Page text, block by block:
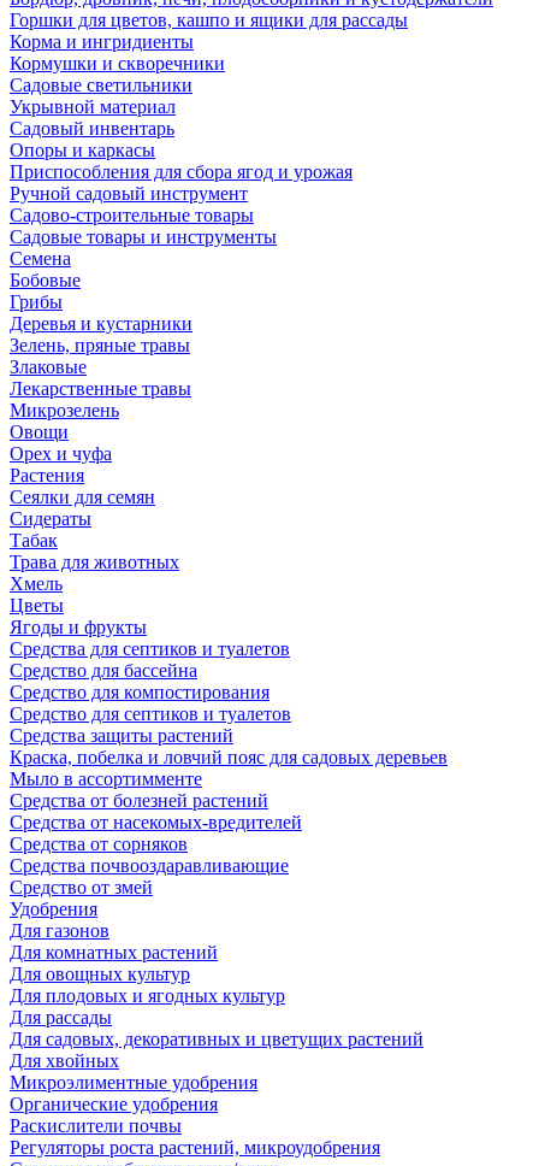
Горшки для цветов, кашпо и ящики для рассады
Корма и ингридиенты
Кормушки и скворечники
Садовые светильники
Укрывной материал
Садовый инвентарь
Опоры и каркасы
Приспособления для сбора ягод и урожая
Ручной садовый инструмент
Садово-строительные товары
Садовые товары и инструменты
Семена
Бобовые
Грибы
Деревья и кустарники
Зелень, пряные травы
Злаковые
Лекарственные травы
Микрозелень
Овощи
Орех и чуфа
Растения
Сеялки для семян
Сидераты
Табак
Трава для животных
Хмель
Цветы
Ягоды и фрукты
Средства для септиков и туалетов
Средство для бассейна
Средство для компостирования
Средство для септиков и туалетов
Средства защиты растений
Краска, побелка и ловчий пояс для садовых деревьев
Мыло в ассортимменте
Средства от болезней растений
Средства от насекомых-вредителей
Средства от сорняков
Средства почвооздаравливающие
Средство от змей
Удобрения
Для газонов
Для комнатных растений
Для овощных культур
Для плодовых и ягодных культур
Для рассады
Для садовых, декоративных и цветущих растений
Для хвойных
Микроэлиментные удобрения
Органические удобрения
Раскислители почвы
Регуляторы роста растений, микроудобрения